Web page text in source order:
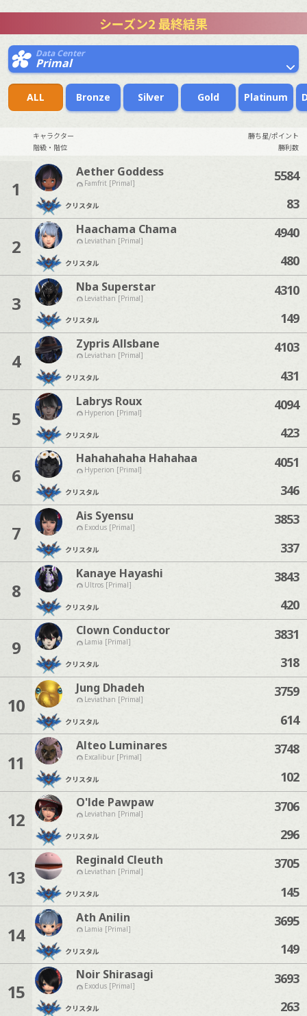
シーズン2 最終結果
Data Center
Primal
ALL Bronze Silver Gold Platinum
キャラクター
勝ち星/ポイント
階級・階位
勝利数
1
Aether Goddess
Famfrit [Primal]
クリスタル
5584
83
2
Haachama Chama
Leviathan [Primal]
クリスタル
4940
480
3
Nba Superstar
Leviathan [Primal]
クリスタル
4310
149
4
Zypris Allsbane
Leviathan [Primal]
クリスタル
4103
431
5
Labrys Roux
Hyperion [Primal]
クリスタル
4094
423
6
Hahahahaha Hahahaa
Hyperion [Primal]
クリスタル
4051
346
7
Ais Syensu
Exodus [Primal]
クリスタル
3853
337
8
Kanaye Hayashi
Ultros [Primal]
クリスタル
3843
420
9
Clown Conductor
Lamia [Primal]
クリスタル
3831
318
10
Jung Dhadeh
Leviathan [Primal]
クリスタル
3759
614
11
Alteo Luminares
Excalibur [Primal]
クリスタル
3748
102
12
O'lde Pawpaw
Leviathan [Primal]
クリスタル
3706
296
13
Reginald Cleuth
Leviathan [Primal]
クリスタル
3705
145
14
Ath Anilin
Lamia [Primal]
クリスタル
3695
149
15
Noir Shirasagi
Exodus [Primal]
クリスタル
3693
263